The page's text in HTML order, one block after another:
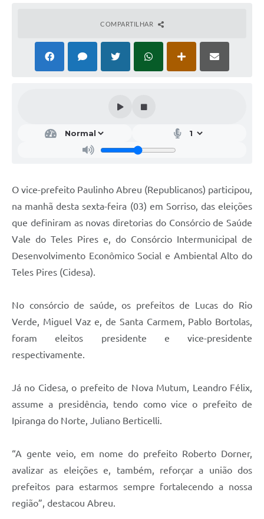
COMPARTILHAR
O vice-prefeito Paulinho Abreu (Republicanos) participou,
na manhã desta sexta-feira (03) em Sorriso, das eleições
que definiram as novas diretorias do Consórcio de Saúde
Vale do Teles Pires e, do Consórcio Intermunicipal de
Desenvolvimento Econômico Social e Ambiental Alto do
Teles Pires (Cidesa).
No consórcio de saúde, os prefeitos de Lucas do Rio
Verde, Miguel Vaz e, de Santa Carmem, Pablo Bortolas,
foram eleitos presidente e vice-presidente
respectivamente.
Já no Cidesa, o prefeito de Nova Mutum, Leandro Félix,
assume a presidência, tendo como vice o prefeito de
Ipiranga do Norte, Juliano Berticelli.
“A gente veio, em nome do prefeito Roberto Dorner,
avalizar as eleições e, também, reforçar a união dos
prefeitos para estarmos sempre fortalecendo a nossa
região”, destacou Abreu.